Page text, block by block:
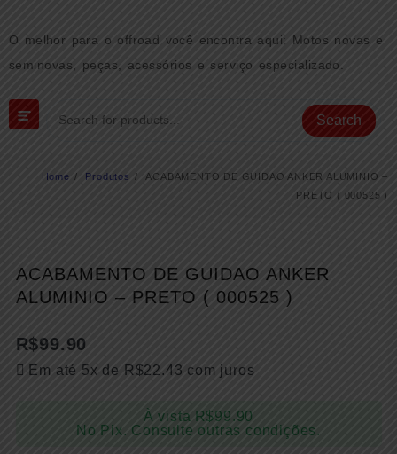
content
O melhor para o offroad você encontra aqui: Motos novas e
seminovas, peças, acessórios e serviço especializado.
Search
Home Produtos
ACABAMENTO DE GUIDAO ANKER ALUMINIO –
PRETO ( 000525 )
ACABAMENTO DE GUIDAO ANKER
ALUMINIO – PRETO ( 000525 )
R$99.90
Em até 5x de R$22.43 com juros
À vista R$99.90
No Pix. Consulte outras condições.